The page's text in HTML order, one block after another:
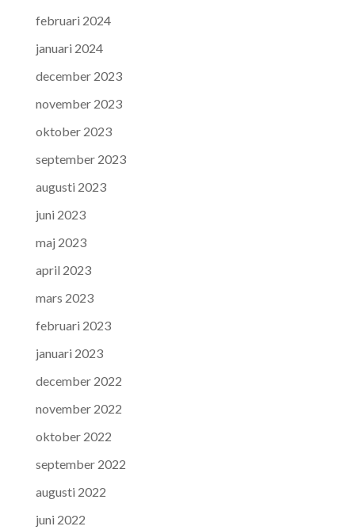
februari 2024
januari 2024
december 2023
november 2023
oktober 2023
september 2023
augusti 2023
juni 2023
maj 2023
april 2023
mars 2023
februari 2023
januari 2023
december 2022
november 2022
oktober 2022
september 2022
augusti 2022
juni 2022